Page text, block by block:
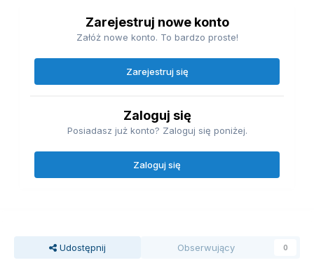
Zarejestruj nowe konto
Załóż nowe konto. To bardzo proste!
Zarejestruj się
Zaloguj się
Posiadasz już konto? Zaloguj się poniżej.
Zaloguj się
Udostępnij Obserwujący 0